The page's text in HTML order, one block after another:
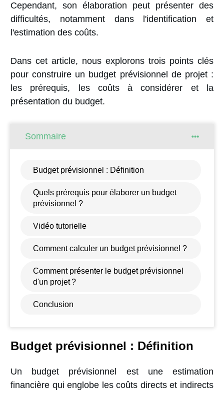
Cependant, son élaboration peut présenter des
difficultés, notamment dans l'identification et
l'estimation des coûts.
Dans cet article, nous explorons trois points clés
pour construire un budget prévisionnel de projet :
les prérequis, les coûts à considérer et la
présentation du budget.
Sommaire
Budget prévisionnel : Définition
Quels prérequis pour élaborer un budget
prévisionnel ?
Vidéo tutorielle
Comment calculer un budget prévisionnel ?
Comment présenter le budget prévisionnel
d'un projet ?
Conclusion
Budget prévisionnel : Définition
Un budget prévisionnel est une estimation
financière qui englobe les coûts directs et indirects